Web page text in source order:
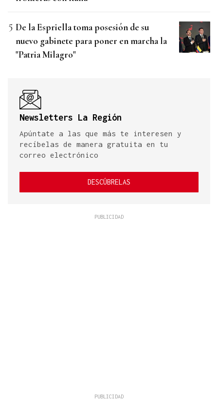
De la Espriella toma posesión de su
nuevo gabinete para poner en marcha la
"Patria Milagro"
Newsletters La Región
Apúntate a las que más te interesen y
recíbelas de manera gratuita en tu
correo electrónico
DESCÚBRELAS